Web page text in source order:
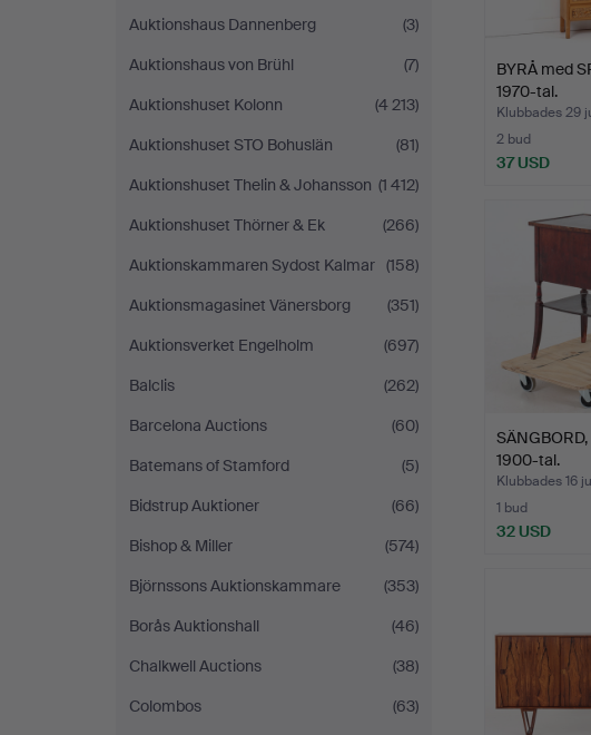
Auktionshaus Dannenberg
(3)
Auktionshaus von Brühl
(7)
Auktionshuset Kolonn
(4 213)
Auktionshuset STO Bohuslän
(81)
Auktionshuset Thelin & Johansson (1 412)
Auktionshuset Thörner & Ek
(266)
Auktionskammaren Sydost Kalmar (158)
Auktionsmagasinet Vänersborg
(351)
Auktionsverket Engelholm
(697)
Balclis
(262)
Barcelona Auctions
(60)
Batemans of Stamford
(5)
Bidstrup Auktioner
(66)
Bishop & Miller
(574)
Björnssons Auktionskammare
(353)
Borås Auktionshall
(46)
Chalkwell Auctions
(38)
Colombos
(63)
BYRÅ med
1970-tal.
Klubbades 29
2 bud
37 USD
1900-tal.
Klubbades 16
1 bud
32 USD